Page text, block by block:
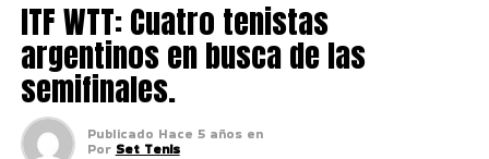
ITF WTT: Cuatro tenistas
argentinos en busca de las
semifinales.
Publicado Hace 5 años en
Por Set Tenis